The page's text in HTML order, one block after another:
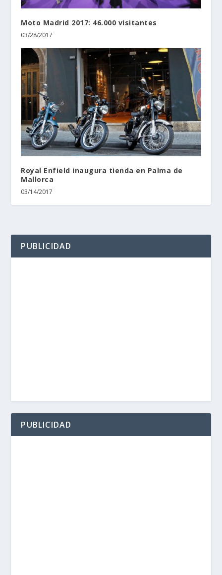
Moto Madrid 2017: 46.000 visitantes
03/28/2017
Royal Enfield inaugura tienda en Palma de
Mallorca
03/14/2017
PUBLICIDAD
PUBLICIDAD